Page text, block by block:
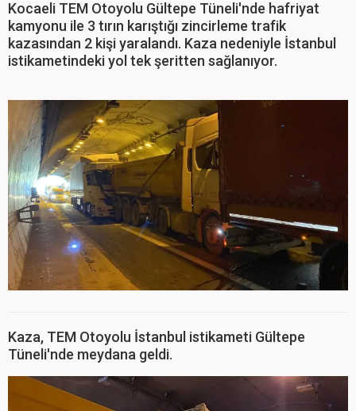
Kocaeli TEM Otoyolu Gültepe Tüneli'nde hafriyat
kamyonu ile 3 tırın karıştığı zincirleme trafik
kazasından 2 kişi yaralandı. Kaza nedeniyle İstanbul
istikametindeki yol tek şeritten sağlanıyor.
Kaza, TEM Otoyolu İstanbul istikameti Gültepe
Tüneli'nde meydana geldi.